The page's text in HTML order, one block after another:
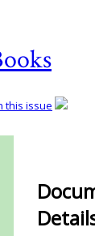
this issue